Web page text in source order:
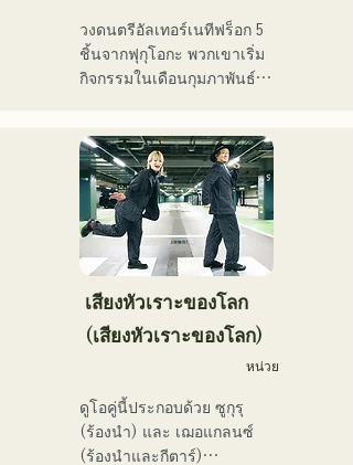
ทรงพลังและความสามารถใน
การร้องเพลงอันโดดเด่น เธอ
คือนักร้องนักแต่งเพลงที่จะ
ปัจจุบันพวกเขาแสดงดนตรี
สดตามสถานที่จัดงานและ
กิจกรรมกลางแจ้ง โดยส่วน
โพสต์และสตรีมวิดีโอบนโซ
เชียลมีเดียอย่างต่อเนื่อง
วงดนตรีอัลเทอร์เนทีฟร็อก 5
ชิ้นจากฟุกุโอกะ พวกเขาเริ่ม
กิจกรรมในเดือนกุมภาพันธ์
จังหวัดฟุกุโอกะ ด้วยเนื้อเพลง
ที่สะท้อนความเหงาและความ
ขัดแย้ง และท่วงทำนองกีตาร์
ที่ติดหู พวกเขามุ่งหวังที่จะ
สร้างเสียงเพลงที่จะประทับอยู่
ในใจของผู้ฟัง
เสียงหัวเราะของโลก
(เสียงหัวเราะของโลก)
หน่วย
ดูโอคู่นี้ประกอบด้วย ซูกุรุ
(ร้องนำ) และ เฌอแกลนซ์
(ร้องนำและกีตาร์)